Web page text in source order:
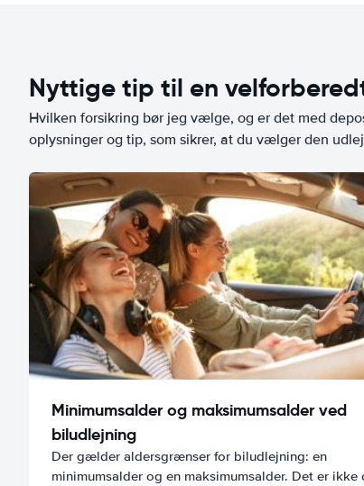
Nyttige tip til en
Hvilken forsikring bør jeg vælge, og er det med
oplysninger og tip, som sikrer, at du vælger den
Minimumsalder og maksimumsalder ved
biludlejning
Der gælder aldersgrænser for biludlejning: en
minimumsalder og en maksimumsalder. Det er ikke